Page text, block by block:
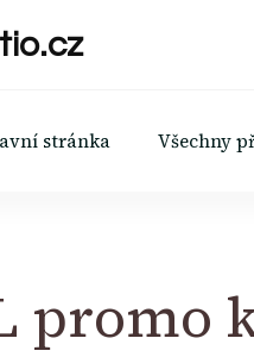
stránka Všechny
promo